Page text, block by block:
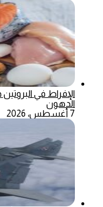
الإفراط في
الدهون
7 أغسطس، 2026